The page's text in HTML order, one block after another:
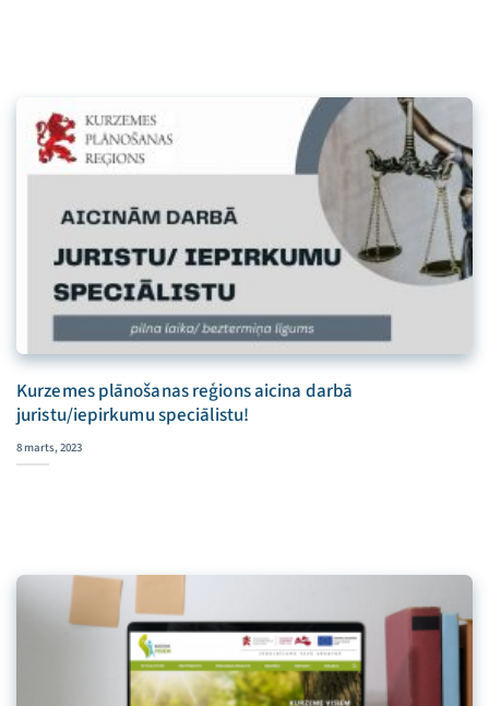
Kurzemes plānošanas reģions aicina darbā
juristu/iepirkumu speciālistu!
8 marts, 2023